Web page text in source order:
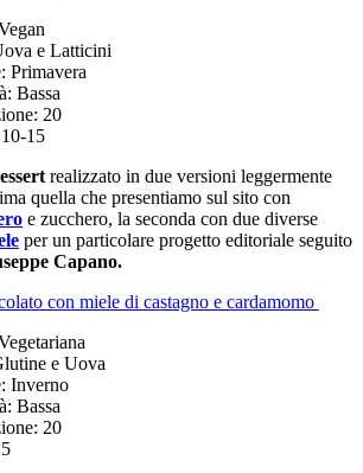
e Latticini
Primavera
Bassa
20
10-15
realizzato in due versioni leggermente
quella che presentiamo sul sito con
e zucchero, la seconda con due diverse
per un particolare progetto editoriale seguito
Capano.
con miele di castagno e cardamomo
e Uova
Inverno
Bassa
20
5